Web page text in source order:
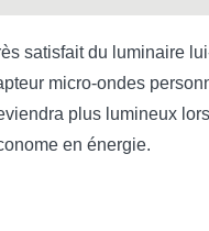
satisfait du luminaire
micro-ondes
plus lumineux
en énergie.